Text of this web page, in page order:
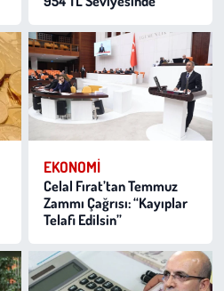
EKONOMI
Celal Fırat’tan Temmuz
Zammı Çağrısı: “Kayıplar
Telafi Edilsin”